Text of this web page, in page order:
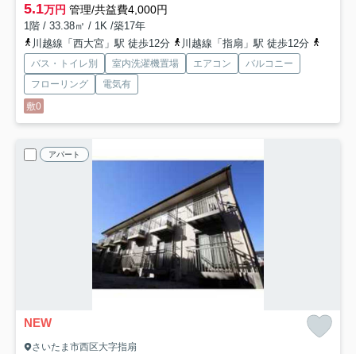
5.1万円 管理/共益費4,000円
1階 / 33.38㎡ / 1K /築17年
川越線「西大宮」駅 徒歩12分
川越線「指扇」駅 徒歩12分
バス・トイレ別 室内洗濯機置場 エアコン
バルコニー
フローリング
電気有
敷0
アパート
NEW
さいたま市西区大字指扇